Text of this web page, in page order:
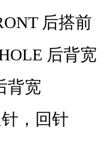
后搭前
后背宽
宽
，回针